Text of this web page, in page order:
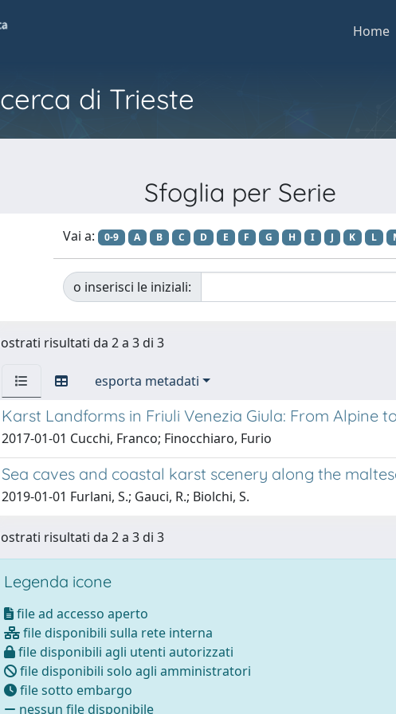
Home
di Trieste
Sfoglia per Serie
Vai a: 0-9 A B C D E F G H I J K L
o inserisci le iniziali:
risultati da 2 a 3 di 3
esporta metadati
Karst Landforms in Friuli Venezia Giula: From Alpine
2017-01-01 Cucchi, Franco; Finocchiaro, Furio
Sea caves and coastal karst scenery along the
2019-01-01 Furlani, S.; Gauci, R.; Biolchi, S.
risultati da 2 a 3 di 3
Legenda icone
file ad accesso aperto
file disponibili sulla rete interna
file disponibili agli utenti autorizzati
file disponibili solo agli amministratori
file sotto embargo
nessun file disponibile